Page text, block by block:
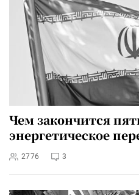
Чем закончится
энергетическое
2776 3